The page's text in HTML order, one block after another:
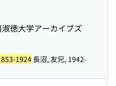
淑徳大学アーカイブズ
1924長沼, 友兄, 1942-